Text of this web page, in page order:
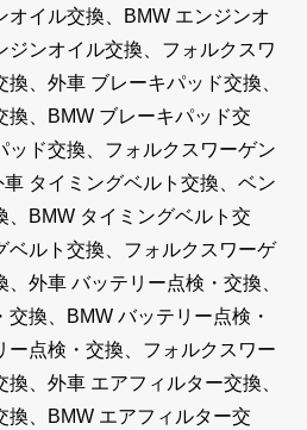
オイル交換、BMW エンジンオ
ジンオイル交換、フォルクスワ
、外車 ブレーキパッド交換、
換、BMW ブレーキパッド交
ッド交換、フォルクスワーゲン
タイミングベルト交換、ベン
、BMW タイミングベルト交
ベルト交換、フォルクスワーゲ
外車 バッテリー点検・交換、
換、BMW バッテリー点検・
ー点検・交換、フォルクスワー
、外車 エアフィルター交換、
換、BMW エアフィルター交